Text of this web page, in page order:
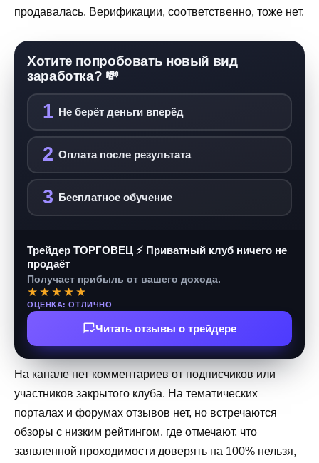
продавалась. Верификации, соответственно, тоже нет.
Хотите попробовать новый вид
заработка? 💸
1 Не берёт деньги вперёд
2 Оплата после результата
3 Бесплатное обучение
Трейдер ТОРГОВЕЦ ⚡ Приватный клуб ничего не
продаёт
Получает прибыль от вашего дохода.
★★★★★
ОЦЕНКА: ОТЛИЧНО
Читать отзывы о трейдере
На канале нет комментариев от подписчиков или
участников закрытого клуба. На тематических
порталах и форумах отзывов нет, но встречаются
обзоры с низким рейтингом, где отмечают, что
заявленной проходимости доверять на 100% нельзя,